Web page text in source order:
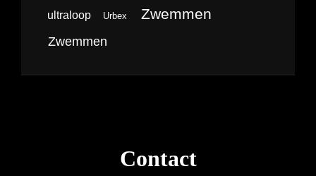
ultraloop Urbex Zwemmen
Zwemmen
Contact